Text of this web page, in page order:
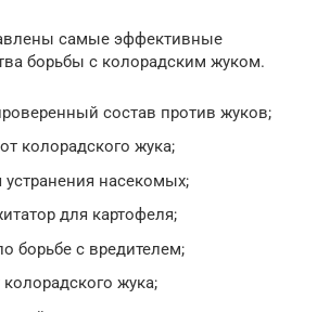
самые эффективные
борьбы с колорадским жуком.
состав против жуков;
колорадского жука;
устранения насекомых;
для картофеля;
борьбе с вредителем;
жука;